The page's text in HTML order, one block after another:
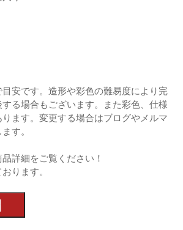
安です。造形や彩色の難易度により完
る場合もございます。また彩色、仕様
ます。変更する場合はブログやメルマ
す。
詳細をご覧ください！
ります。